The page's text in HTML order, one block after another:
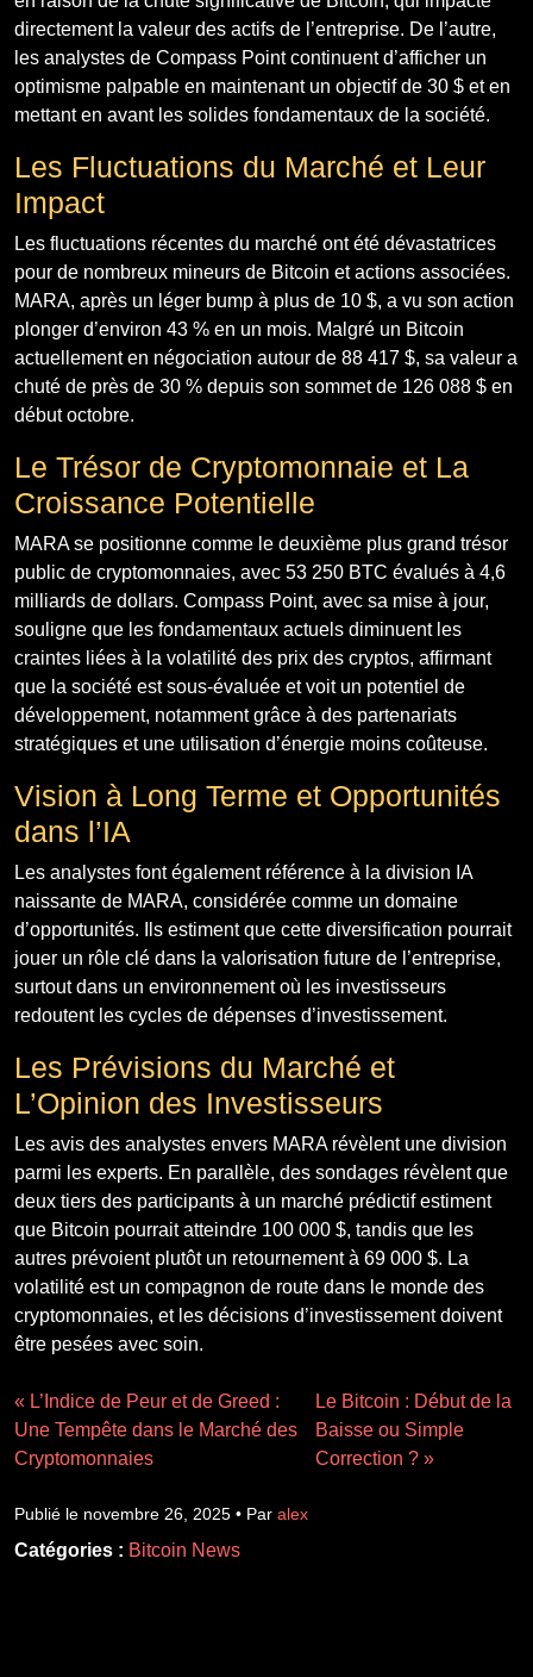
directement la valeur des actifs de l’entreprise. De l’autre,
les analystes de Compass Point continuent d’afficher un
optimisme palpable en maintenant un objectif de 30 $ et en
mettant en avant les solides fondamentaux de la société.
Les Fluctuations du Marché et Leur
Impact
Les fluctuations récentes du marché ont été dévastatrices
pour de nombreux mineurs de Bitcoin et actions associées.
MARA, après un léger bump à plus de 10 $, a vu son action
plonger d’environ 43 % en un mois. Malgré un Bitcoin
actuellement en négociation autour de 88 417 $, sa valeur a
chuté de près de 30 % depuis son sommet de 126 088 $ en
début octobre.
Le Trésor de Cryptomonnaie et La
Croissance Potentielle
MARA se positionne comme le deuxième plus grand trésor
public de cryptomonnaies, avec 53 250 BTC évalués à 4,6
milliards de dollars. Compass Point, avec sa mise à jour,
souligne que les fondamentaux actuels diminuent les
craintes liées à la volatilité des prix des cryptos, affirmant
que la société est sous-évaluée et voit un potentiel de
développement, notamment grâce à des partenariats
stratégiques et une utilisation d’énergie moins coûteuse.
Vision à Long Terme et Opportunités
dans l’IA
Les analystes font également référence à la division IA
naissante de MARA, considérée comme un domaine
d’opportunités. Ils estiment que cette diversification pourrait
jouer un rôle clé dans la valorisation future de l’entreprise,
surtout dans un environnement où les investisseurs
redoutent les cycles de dépenses d’investissement.
Les Prévisions du Marché et
L’Opinion des Investisseurs
Les avis des analystes envers MARA révèlent une division
parmi les experts. En parallèle, des sondages révèlent que
deux tiers des participants à un marché prédictif estiment
que Bitcoin pourrait atteindre 100 000 $, tandis que les
autres prévoient plutôt un retournement à 69 000 $. La
volatilité est un compagnon de route dans le monde des
cryptomonnaies, et les décisions d’investissement doivent
être pesées avec soin.
« L’Indice de Peur et de Greed :
Une Tempête dans le Marché des
Cryptomonnaies
Le Bitcoin : Début de la
Baisse ou Simple
Correction ? »
Publié le novembre 26, 2025 • Par alex
Catégories : Bitcoin News